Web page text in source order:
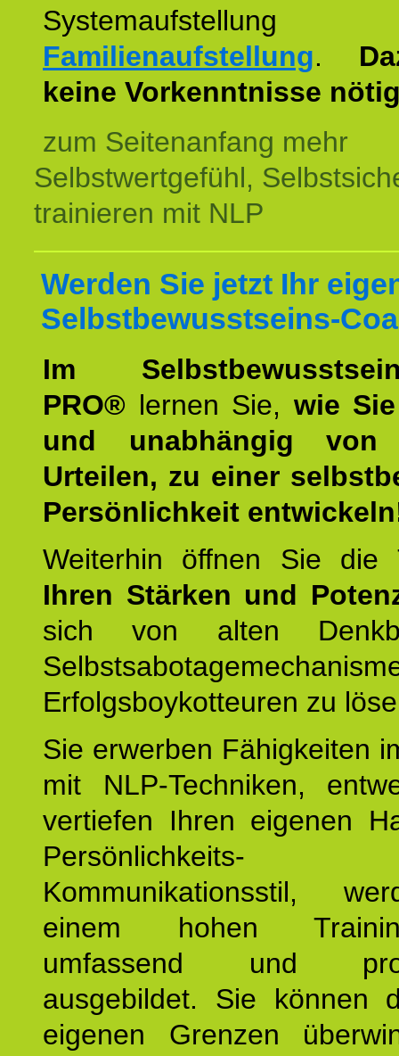
Familienaufstellung.
keine Vorkenntnisse
zum Seitenanfang mehr
Selbstwertgefühl,
trainieren mit NLP
Werden Sie jetzt Ihr
Selbstbewusstseins-
Im
PRO® lernen Sie, wie
und unabhängig von
Urteilen, zu einer
Persönlichkeit
Weiterhin öffnen Sie
Ihren Stärken und
sich von alten
Erfolgsboykotteuren zu
Sie erwerben Fähigkeiten
mit NLP-Techniken,
vertiefen Ihren eigenen
Kommunikationsstil,
einem hohen
umfassend und
ausgebildet. Sie können
eigenen Grenzen